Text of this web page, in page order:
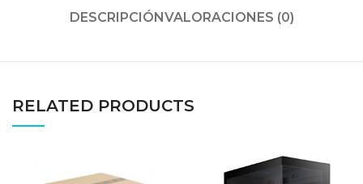
DESCRIPCIÓNVALORACIONES (0)
RELATED PRODUCTS